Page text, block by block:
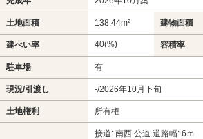
土地面積 138.44m² 建物面積
建ぺい率 40(%) 容積率
駐車場 有
現況/引渡し -/2026年10月下旬
土地権利 所有権
接道: 南西 公道 道路幅: 6ｍ